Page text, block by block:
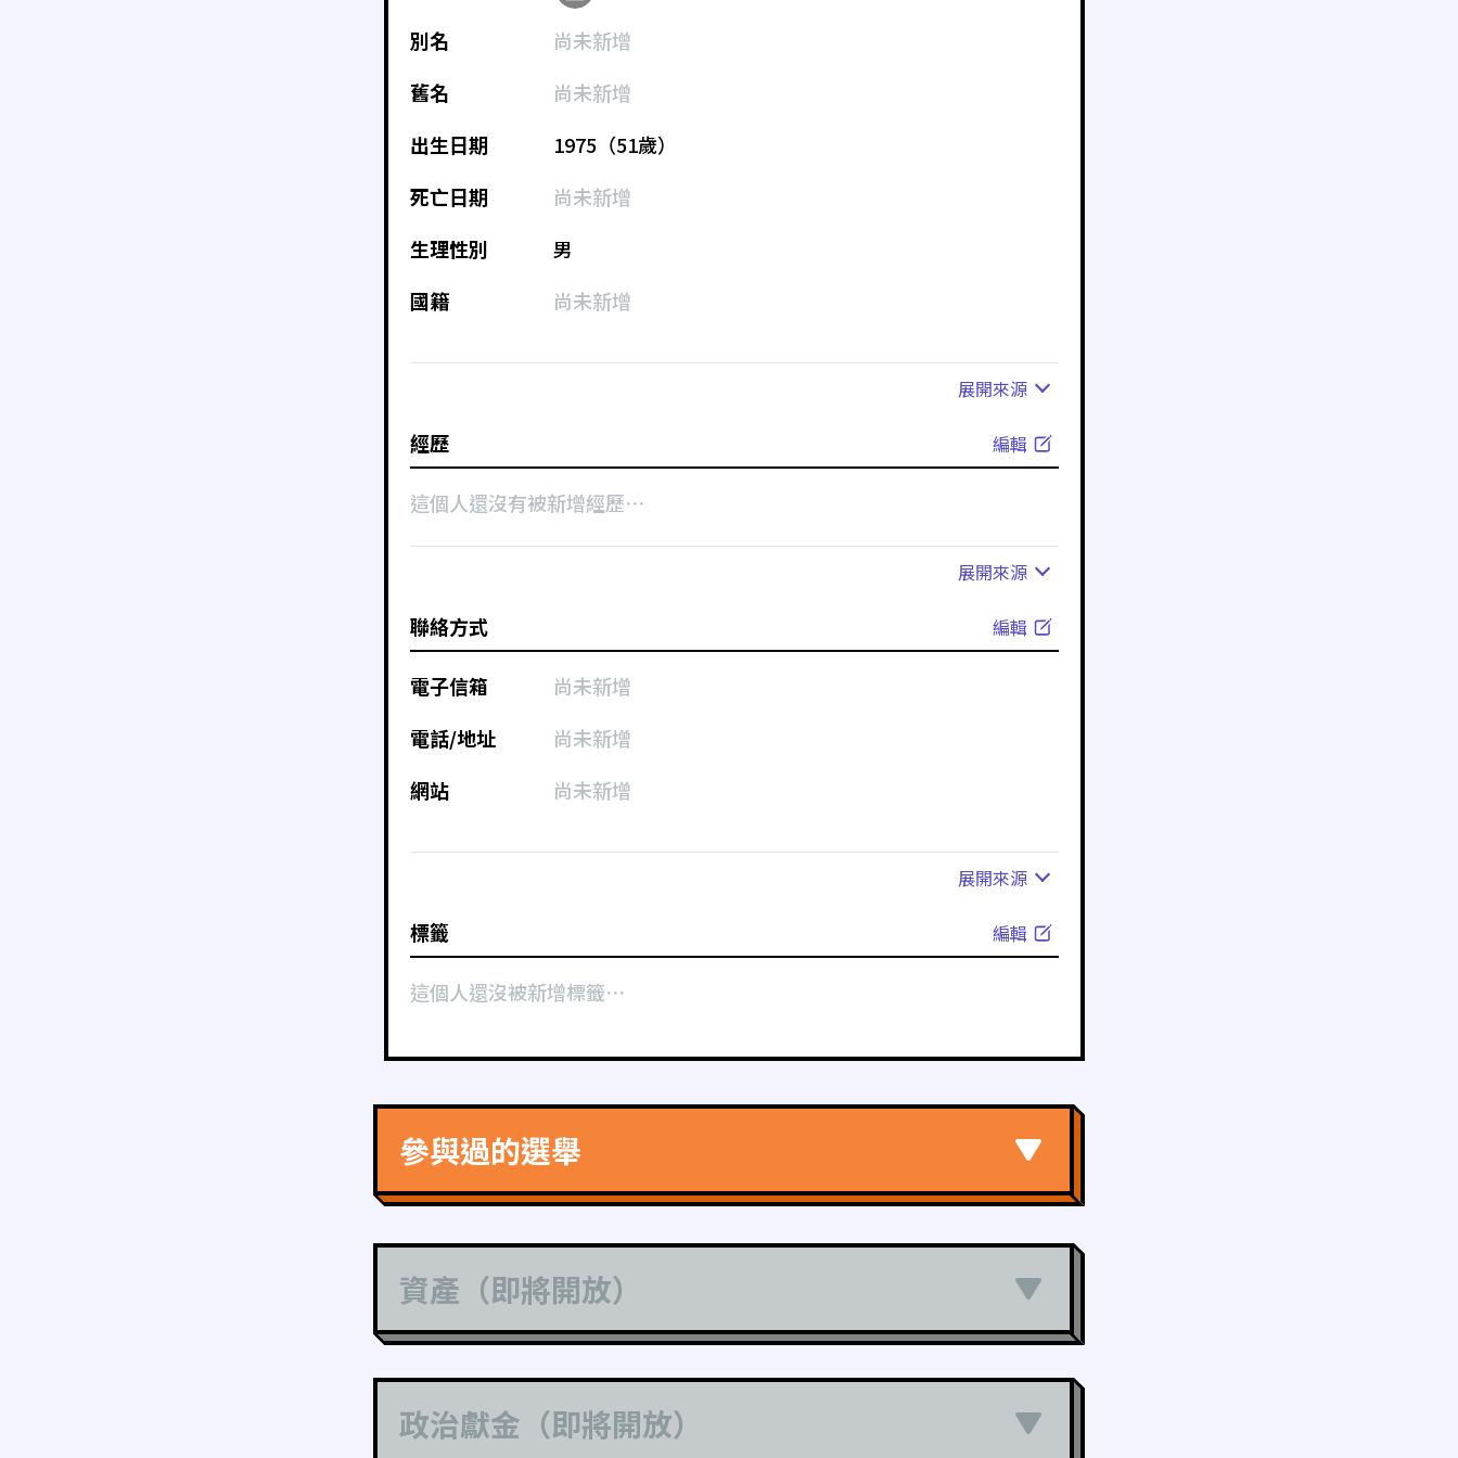
別名
尚未新增
舊名
尚未新增
出生日期
1975（51歲）
死亡日期
尚未新增
生理性別
男
國籍
尚未新增
展開來源
經歷 編輯
這個人還沒有被新增經歷⋯
展開來源
聯絡方式 編輯
電子信箱
尚未新增
電話/地址
尚未新增
網站
尚未新增
展開來源
標籤 編輯
這個人還沒被新增標籤⋯
參與過的選舉
資產（即將開放）
政治獻金（即將開放）